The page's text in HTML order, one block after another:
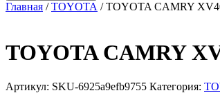
Главная /TOYOTA / TOYOTA CAMRY
TOYOTA CAMRY
Артикул: SKU-6925a9efb9755 Категория: